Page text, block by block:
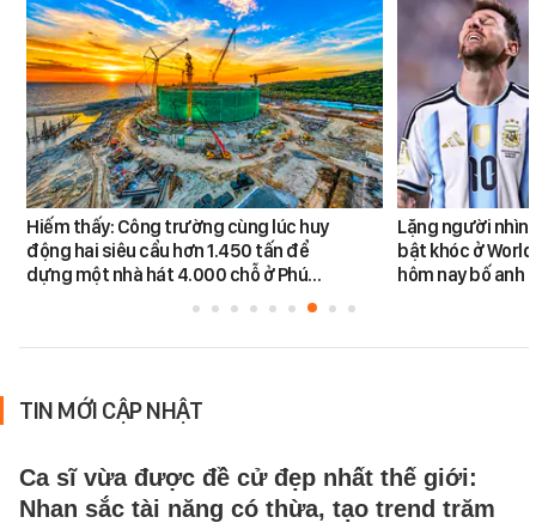
Hiếm thấy: Công trường cùng lúc huy
động hai siêu cẩu hơn 1.450 tấn để
dựng một nhà hát 4.000 chỗ ở Phú…
Lặng người nhìn
bật khóc ở
hôm nay bố anh
TIN MỚI CẬP NHẬT
Ca sĩ vừa được đề cử đẹp nhất thế giới:
Nhan sắc tài năng có thừa, tạo trend trăm